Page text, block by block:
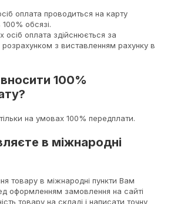
оплата проводиться на карту
обсязі.
осіб оплата здійснюється за
розрахунком з виставленням рахунку в
100%
на умовах 100% передплати.
в міжнародні
товару в міжнародні пункти Вам
оформленням замовлення на сайті
товару на складі і написати точну